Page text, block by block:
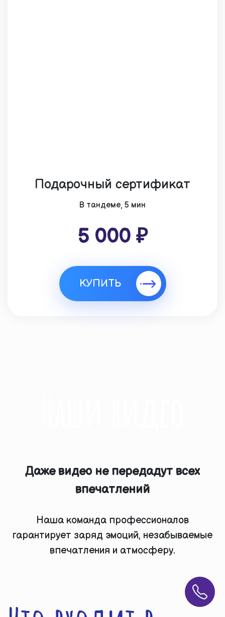
Подарочный сертификат
В тандеме, 5 мин
5 000 ₽
КУПИТЬ
Даже видео не передадут всех
впечатлений
Наша команда профессионалов
гарантирует заряд эмоций, незабываемые
впечатления и атмосферу.